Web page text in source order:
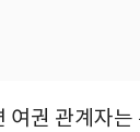
여권 관계자는